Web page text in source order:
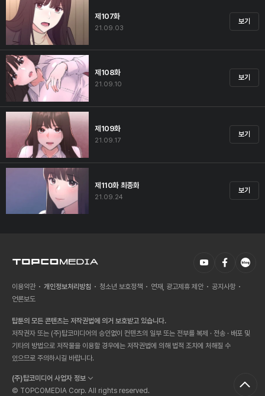
제107화
21.09.03
보기
제108화
21.09.10
보기
제109화
21.09.17
보기
제110화 최종화
21.09.24
보기
이용약관 개인정보처리방침 청소년 보호정책 연재, 광고제휴 제안
공지사항
언론보도
탑툰의 모든 콘텐츠는 저작권법에 의거 보호받고 있습니다.
저작권자 또는 (주)탑코미디어의 승인없이 컨텐츠의 일부 또는 전부를 복제 · 전송 · 배포 및
기타의 방법으로 저작물을 이용할 경우에는 저작권법에 의해 법적 조치에 처해질 수
있으므로 주의하시길 바랍니다.
(주)탑코미디어 사업자 정보
© TOPCOMEDIA Corp. All rights reserved.